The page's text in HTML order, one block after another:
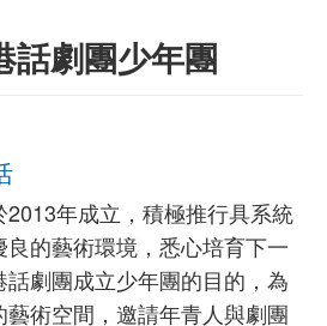
話劇團少年團
年成立，積極推行具系統
的藝術環境，悉心培育下一
劇團成立少年團的目的，為
術空間，邀請年青人與劇團